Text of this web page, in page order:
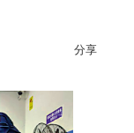
分享